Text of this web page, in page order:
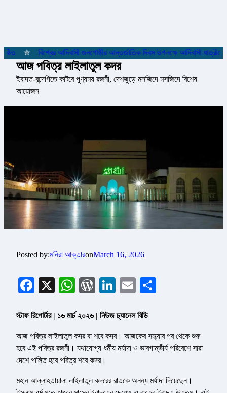
বিশ্বের আদিবাসী জনগোষ্ঠীর আন্তর্জাতিক দিবস উপলক্ষে আদিবাসী ধাত্রীদের
আজ পবিত্র লাইলাতুল কদর
ইবাদত-বন্দেগিতে কাটবে পুণ্যময় রজনী, দেশজুড়ে মসজিদে মসজিদে বিশেষ
আয়োজন
Posted by:মনিরা আক্তারonMarch 16, 2026
Facebook
X WhatsApp
WordPress
LinkedIn
Email
স্টাফ রিপোর্টার | ১৬ মার্চ ২০২৬ | নিউজ চ্যানেল বিডি
আজ পবিত্র লাইলাতুল কদর বা শবে কদর। আজকের সন্ধ্যার পর থেকে শুরু
হবে এই পবিত্র রজনী। যথাযোগ্য ধর্মীয় মর্যাদা ও ভাবগাম্ভীর্য পরিবেশে সারা
দেশে পালিত হবে পবিত্র শবে কদর।
মহান আল্লাহতায়ালা লাইলাতুল কদরের রাতকে অনন্য মর্যাদা দিয়েছেন।